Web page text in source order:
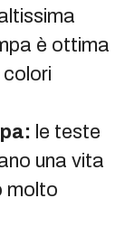
è ottima
le teste
una vita
molto